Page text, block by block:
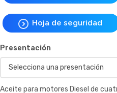
Hoja de seguridad
Presentación
Aceite para motores Diesel de